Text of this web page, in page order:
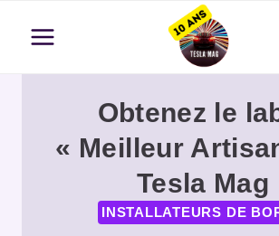
contenu
Obtenez le
« Meilleur
Tesla Mag
INSTALLATEURS DE